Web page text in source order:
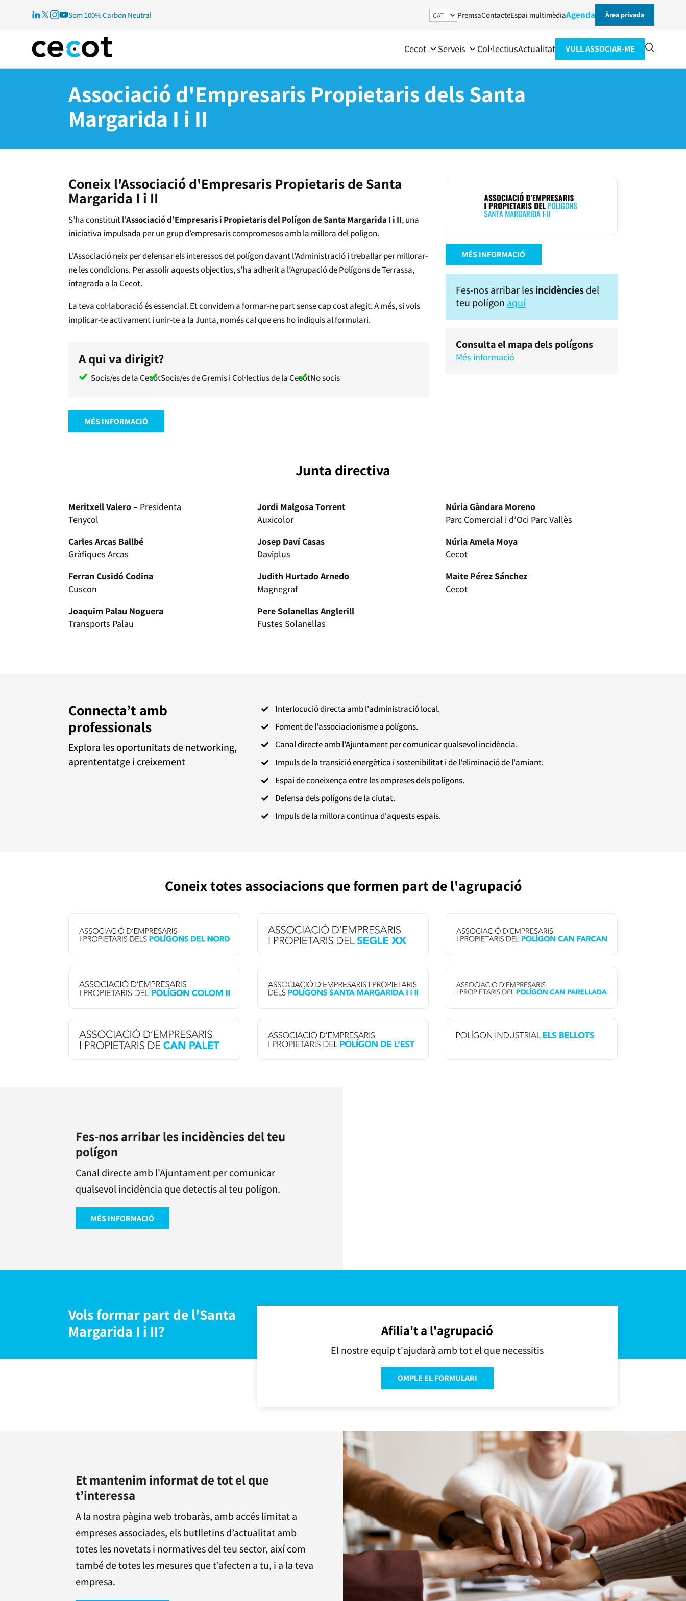
Som 100% Carbon Neutral PremsaContacteEspai multimèdiaAgenda Àrea privada
Cecot Serveis Col·lectiusActualitat VULL ASSOCIAR-ME
Associació d'Empresaris Propietaris dels Santa
Margarida I i II
Coneix l'Associació d'Empresaris Propietaris de Santa
Margarida I i II
S’ha constituït l’Associació d’Empresaris i Propietaris del Polígon de Santa Margarida I i II, una
iniciativa impulsada per un grup d’empresaris compromesos amb la millora del polígon.
L’Associació neix per defensar els interessos del polígon davant l’Administració i treballar per millorar-
ne les condicions. Per assolir aquests objectius, s’ha adherit a l’Agrupació de Polígons de Terrassa,
integrada a la Cecot.
La teva col·laboració és essencial.Et convidem a formar-ne part sense cap cost afegit. A més, si vols
implicar-te activament i unir-te a la Junta, només cal que ens ho indiquis al formulari.
A qui va dirigit?
Socis/es de la CecotSocis/es de Gremis i Col·lectius de la CecotNo socis
MÉS INFORMACIÓ
MÉS INFORMACIÓ
Fes-nos arribar lesincidènciesdel
teu polígon aquí
Consulta el mapa dels polígons
Més informació
Junta directiva
Meritxell Valero – Presidenta
Tenycol
Carles Arcas Ballbé
Gràfiques Arcas
Ferran Cusidó Codina
Cuscon
Joaquim Palau Noguera
Transports Palau
Jordi Malgosa Torrent
Auxicolor
Josep Daví Casas
Daviplus
Judith Hurtado Arnedo
Magnegraf
Pere Solanellas Anglerill
Fustes Solanellas
Núria Gàndara Moreno
Parc Comercial i d’Oci Parc Vallès
Núria Amela Moya
Cecot
Maite Pérez Sánchez
Cecot
Connecta’t amb
professionals
Explora les oportunitats de networking,
aprententatge i creixement
 Interlocució directa amb l'administració local.
 Foment de l'associacionisme a polígons.
 Canal directe amb l'Ajuntament per comunicar qualsevol incidència.
 Impuls de la transició energètica i sostenibilitat i de l'eliminació de l'amiant.
 Espai de coneixença entre les empreses dels polígons.
 Defensa dels polígons de la ciutat.
 Impuls de la millora continua d'aquests espais.
Coneix totes associacions que formen part de l'agrupació
Fes-nos arribar les incidències del teu
polígon
Canal directe amb l'Ajuntament per comunicar
qualsevol incidència que detectis al teu polígon.
MÉS INFORMACIÓ
Vols formar part de l'Santa
Margarida I i II?
Afilia't a l'agrupació
El nostre equip t'ajudarà amb tot el que necessitis
OMPLE EL FORMULARI
Et mantenim informat de tot el que
t’interessa
A la nostra pàgina web trobaràs, amb accés limitat a
empreses associades, els butlletins d’actualitat amb
totes les novetats i normatives del teu sector, així com
també de totes les mesures que t’afecten a tu, i a la teva
empresa.